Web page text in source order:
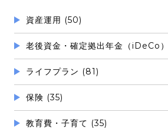
資産運用 (50)
老後資金・確定拠出年金（iDeCo
ライフプラン (81)
保険 (35)
教育費・子育て (35)